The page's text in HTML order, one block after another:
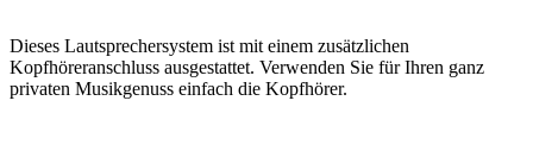
Dieses Lautsprechersystem ist mit einem zusätzlichen
Kopfhöreranschluss ausgestattet. Verwenden Sie für Ihren ganz
privaten Musikgenuss einfach die Kopfhörer.